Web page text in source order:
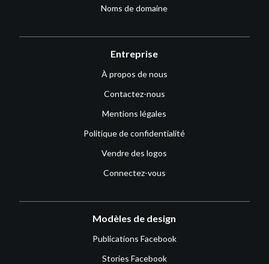
Noms de domaine
Entreprise
À propos de nous
Contactez-nous
Mentions légales
Politique de confidentialité
Vendre des logos
Connectez-vous
Modèles de design
Publications Facebook
Stories Facebook